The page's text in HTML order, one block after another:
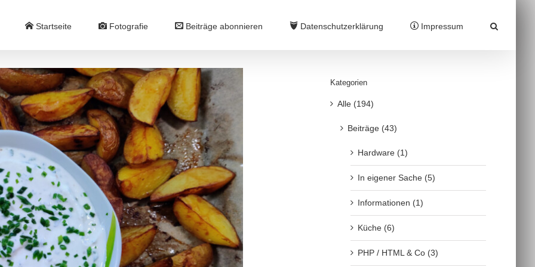
Startseite Fotografie Beiträge abonnieren Datenschutzerklärung Impressum
Kategorien
Alle (194)
Beiträge (43)
Hardware (1)
In eigener Sache (5)
Informationen (1)
Küche (6)
PHP / HTML & Co (3)